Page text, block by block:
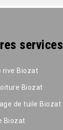
services
rive Biozat
Biozat
de tuile Biozat
Biozat